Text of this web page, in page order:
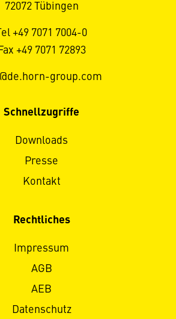
72072 Tübingen
+49 7071 7004-0
Fax +49 7071 72893
group.com
Schnellzugriffe
Downloads
Presse
Kontakt
Rechtliches
Impressum
AGB
AEB
Datenschutz